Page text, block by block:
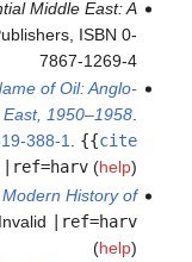
Middle East: A
ISBN 0-
7867-1269-4
of Oil: Anglo-
1950–1958.
388-1. {{cite
|ref=harv(help)
History of
Invalid
|ref=harv
(help)